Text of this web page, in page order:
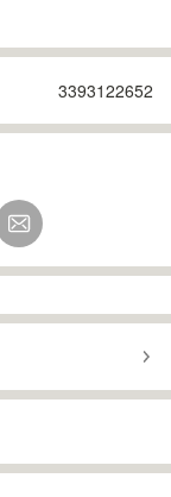
3393122652